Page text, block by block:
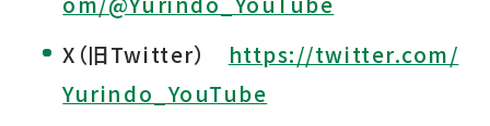
X（旧Twitter） https://twitter.com/
Yurindo_YouTube